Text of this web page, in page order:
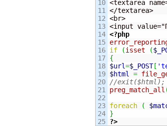
10
11
12
13
14
15
16
17
18
19
20
21
22
23
24
<textarea
</textarea>
<br>
<?php
if
(isset (
{
$url=$_POST[
$html
=
//exit($html);
preg_match_all
foreach
(
}
?>